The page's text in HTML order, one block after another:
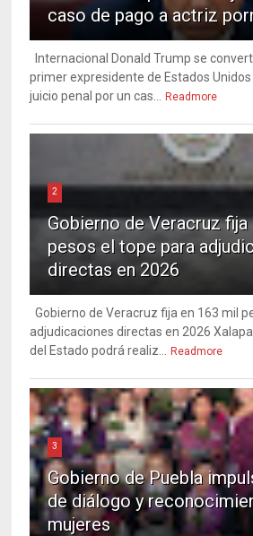
caso de pago a actriz
Internacional Donald Trump se
primer expresidente de Estados
juicio penal por un cas...
Readmore
2
Gobierno de Veracruz
pesos el tope para
directas en 2026
Gobierno de Veracruz fija en 163 mil
adjudicaciones directas en 2026
del Estado podrá realiz...
Readmore
3
Gobierno de Puebla
de diálogo y
mujeres